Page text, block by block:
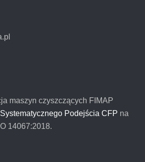
maszyn czyszczących FIMAP
Podejścia CFP na
14067:2018.